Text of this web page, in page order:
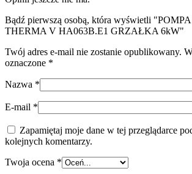
Bądź pierwszą osobą, która wyświetli
THERMA V HA063B.E1 GRZAŁKA 6kW"
Twój adres e-mail nie zostanie opublikowany.
oznaczone *
Nazwa *
E-mail *
Zapamiętaj moje dane w tej przeglądarce
kolejnych komentarzy.
Twoja ocena *